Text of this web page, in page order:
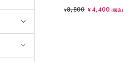
¥8,800 ¥4,400 (税込)